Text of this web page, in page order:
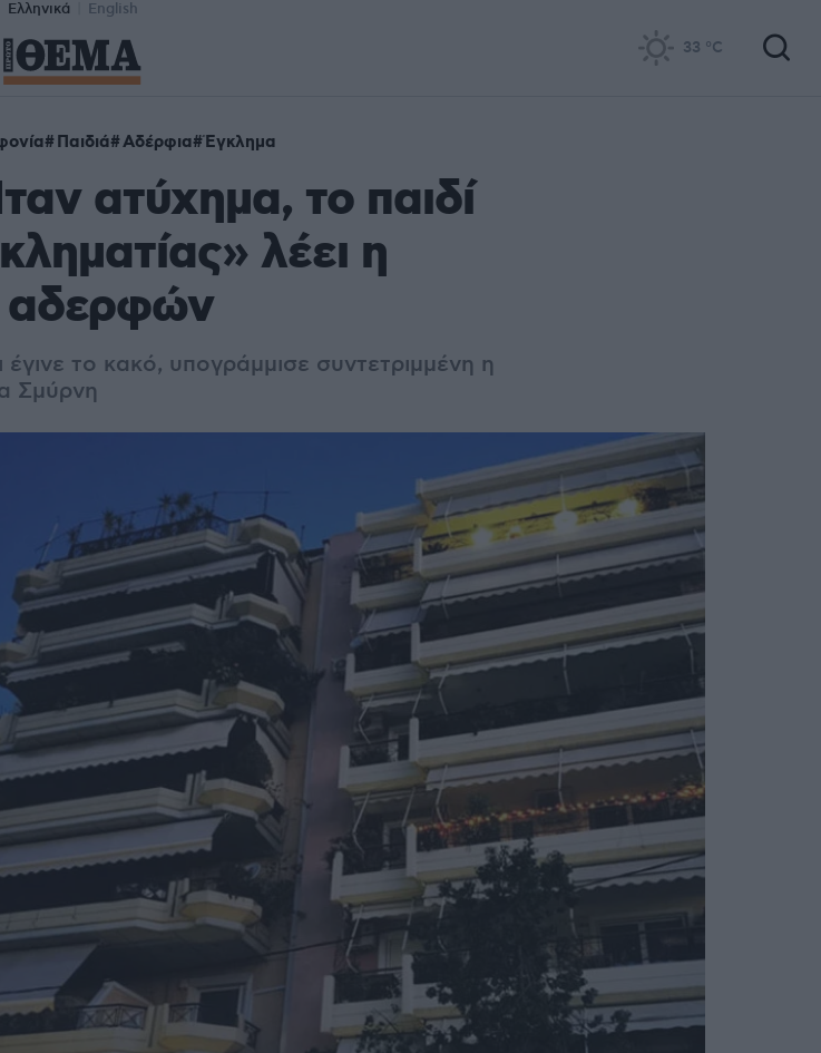
Ελληνικά English
33 °C
Παιδιά Αδέρφια Έγκλημα
ατύχημα, το παιδί
λέει η
αδερφών
το κακό, υπογράμμισε συντετριμμένη η
Σμύρνη